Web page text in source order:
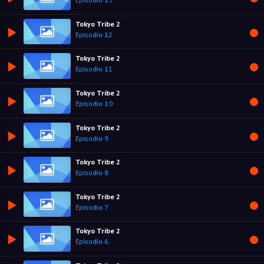
Tokyo Tribe 2
Episodio 12
Tokyo Tribe 2
Episodio 11
Tokyo Tribe 2
Episodio 10
Tokyo Tribe 2
Episodio 9
Tokyo Tribe 2
Episodio 8
Tokyo Tribe 2
Episodio 7
Tokyo Tribe 2
Episodio 6